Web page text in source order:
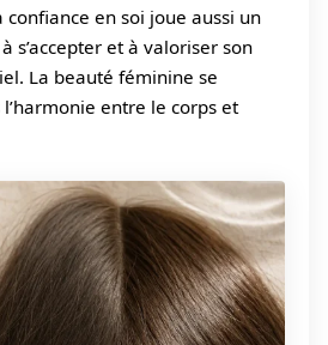
en soi joue aussi un
s’accepter et à valoriser son
La beauté féminine se
entre le corps et